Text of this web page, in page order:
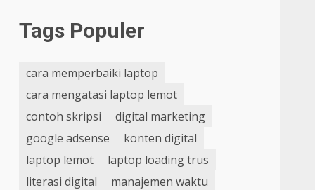
Tags Populer
cara memperbaiki laptop
cara mengatasi laptop lemot
contoh skripsi
digital marketing
google adsense
konten digital
laptop lemot
laptop loading trus
literasi digital
manajemen waktu